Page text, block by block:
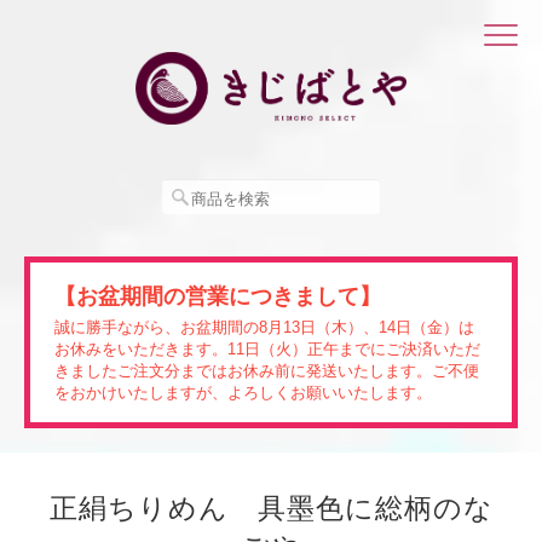
【お盆期間の営業につきまして】
誠に勝手ながら、お盆期間の8月13日（木）、14日（金）は
お休みをいただきます。11日（火）正午までにご決済いただ
きましたご注文分まではお休み前に発送いたします。ご不便
をおかけいたしますが、よろしくお願いいたします。
正絹ちりめん 具墨色に総柄のな